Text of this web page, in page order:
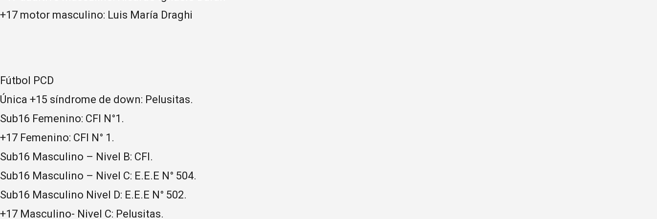
+17 motor masculino: Luis María Draghi
Fútbol PCD
Única +15 síndrome de down: Pelusitas.
Sub16 Femenino: CFI N°1.
+17 Femenino: CFI N° 1.
Sub16 Masculino – Nivel B: CFI.
Sub16 Masculino – Nivel C: E.E.E N° 504.
Sub16 Masculino Nivel D: E.E.E N° 502.
+17 Masculino- Nivel C: Pelusitas.